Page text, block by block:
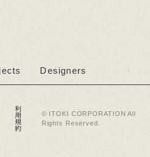
Designers
利
用
規
約
© ITOKI CORPORATION All
Rights Reserved.